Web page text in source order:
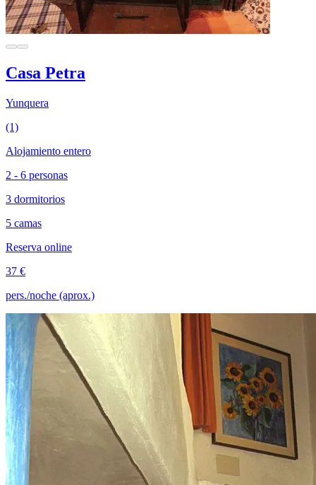
Casa Petra
Yunquera
(1)
Alojamiento entero
2 - 6 personas
3 dormitorios
5 camas
Reserva online
37 €
pers./noche (aprox.)